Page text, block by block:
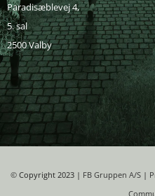
Paradisæblevej 4,
5. sal
2500 Valby
©Copyright 2023 | FB Gruppen A/S|